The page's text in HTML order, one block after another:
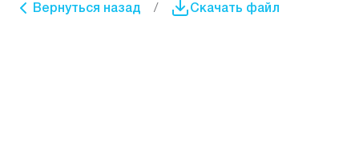
Вернуться назад Скачать файл